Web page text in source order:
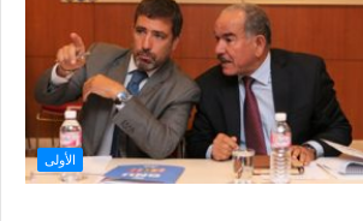
الأولى